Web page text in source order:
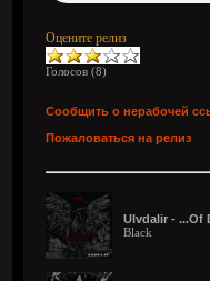
Оцените релиз
Голосов (8)
Сообщить о нерабочей
Пожаловаться на релиз
Ulvdalir - ...Of
Black